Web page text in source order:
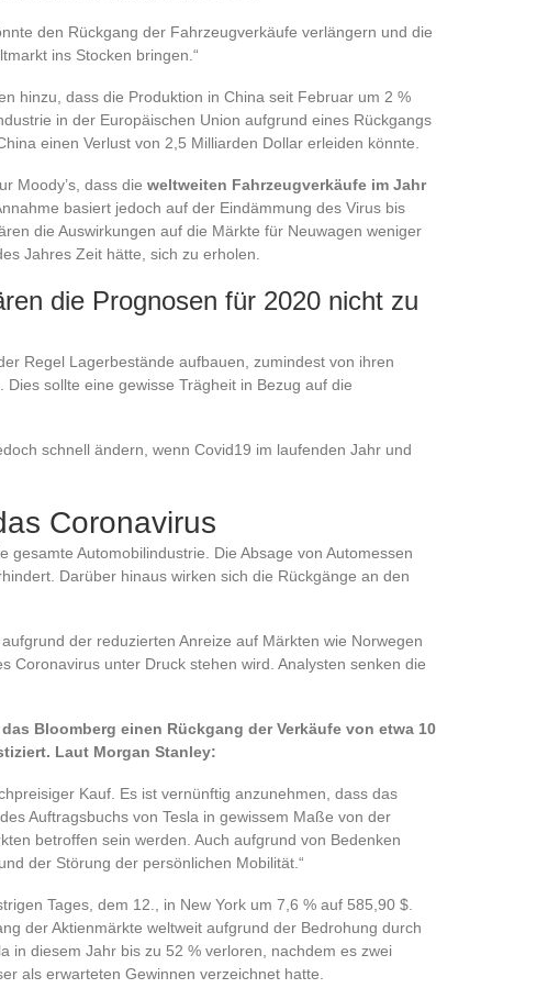
den Rückgang der Fahrzeugverkäufe verlängern und die
ins Stocken bringen.“
hinzu, dass die Produktion in China seit Februar um 2 %
in der Europäischen Union aufgrund eines Rückgangs
einen Verlust von 2,5 Milliarden Dollar erleiden könnte.
Moody’s, dass die weltweiten Fahrzeugverkäufe im Jahr
basiert jedoch auf der Eindämmung des Virus bis
die Auswirkungen auf die Märkte für Neuwagen weniger
Jahres Zeit hätte, sich zu erholen.
die Prognosen für 2020 nicht zu
Regel Lagerbestände aufbauen, zumindest von ihren
sollte eine gewisse Trägheit in Bezug auf die
schnell ändern, wenn Covid19 im laufenden Jahr und
Coronavirus
gesamte Automobilindustrie. Die Absage von Automessen
Darüber hinaus wirken sich die Rückgänge an den
der reduzierten Anreize auf Märkten wie Norwegen
Coronavirus unter Druck stehen wird. Analysten senken die
Bloomberg einen Rückgang der Verkäufe von etwa 10
Laut Morgan Stanley:
Kauf. Es ist vernünftig anzunehmen, dass das
Auftragsbuchs von Tesla in gewissem Maße von der
betroffen sein werden. Auch aufgrund von Bedenken
der Störung der persönlichen Mobilität.“
Tages, dem 12., in New York um 7,6 % auf 585,90 $.
der Aktienmärkte weltweit aufgrund der Bedrohung durch
in diesem Jahr bis zu 52 % verloren, nachdem es zwei
als erwarteten Gewinnen verzeichnet hatte.